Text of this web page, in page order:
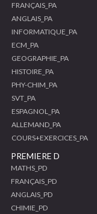
FRANÇAIS_PA
ANGLAIS_PA
INFORMATIQUE_PA
ECM_PA
GEOGRAPHIE_PA
HISTOIRE_PA
PHY-CHIM_PA
SVT_PA
ESPAGNOL_PA
ALLEMAND_PA
COURS+EXERCICES_PA
PREMIERE D
MATHS_PD
FRANÇAIS_PD
ANGLAIS_PD
CHIMIE_PD